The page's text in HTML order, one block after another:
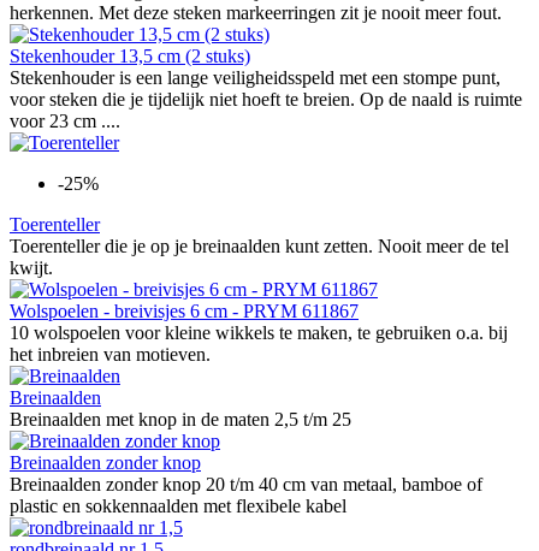
herkennen. Met deze steken markeerringen zit je nooit meer fout.
Stekenhouder 13,5 cm (2 stuks)
Stekenhouder is een lange veiligheidsspeld met een stompe punt,
voor steken die je tijdelijk niet hoeft te breien. Op de naald is ruimte
voor 23 cm ....
-25%
Toerenteller
Toerenteller die je op je breinaalden kunt zetten. Nooit meer de tel
kwijt.
Wolspoelen - breivisjes 6 cm - PRYM 611867
10 wolspoelen voor kleine wikkels te maken, te gebruiken o.a. bij
het inbreien van motieven.
Breinaalden
Breinaalden met knop in de maten 2,5 t/m 25
Breinaalden zonder knop
Breinaalden zonder knop 20 t/m 40 cm van metaal, bamboe of
plastic en sokkennaalden met flexibele kabel